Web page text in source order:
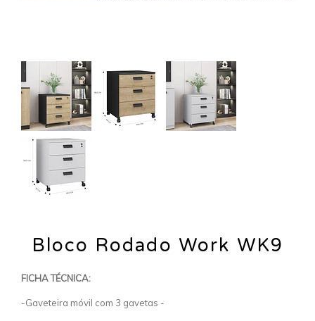
Bloco Rodado Work WK9
FICHA TÉCNICA:
-Gaveteira móvil com 3 gavetas -